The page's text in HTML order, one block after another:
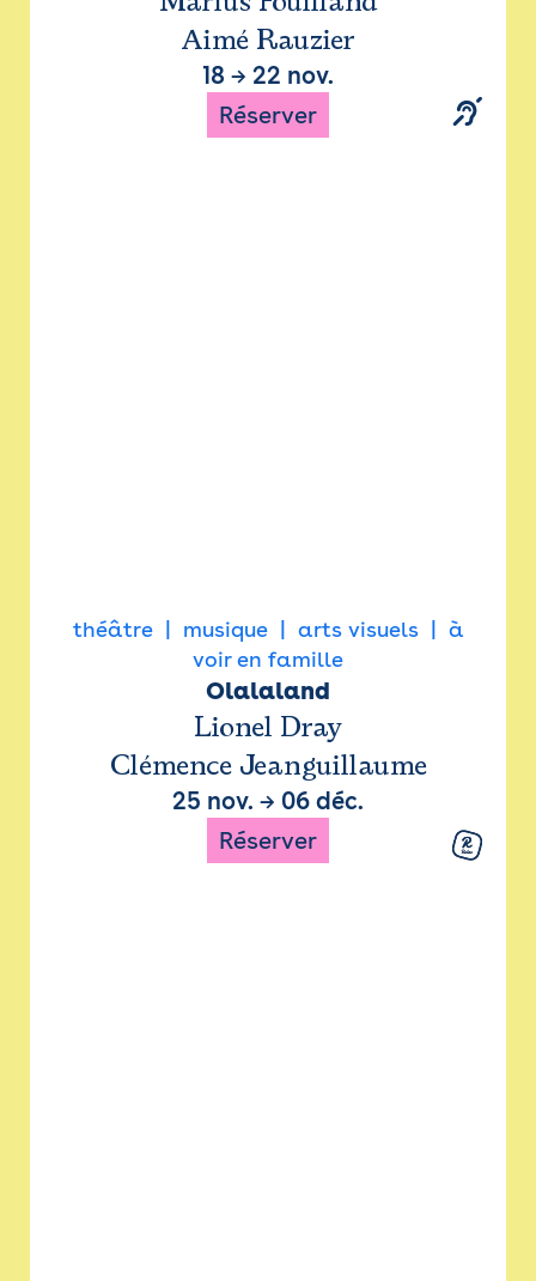
Aimé Rauzier
18 → 22 nov.
Réserver
théâtre musique arts visuels
à
voir en famille
Olalaland
Lionel Dray
Clémence Jeanguillaume
25 nov. → 06 déc.
Réserver